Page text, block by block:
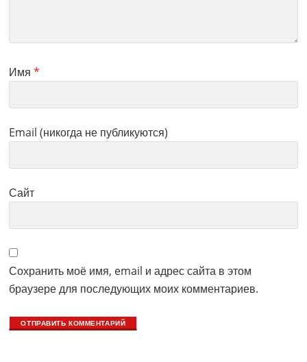
Имя *
Email (никогда не публикуются)
Сайт
Сохранить моё имя, email и адрес сайта в этом
браузере для последующих моих комментариев.